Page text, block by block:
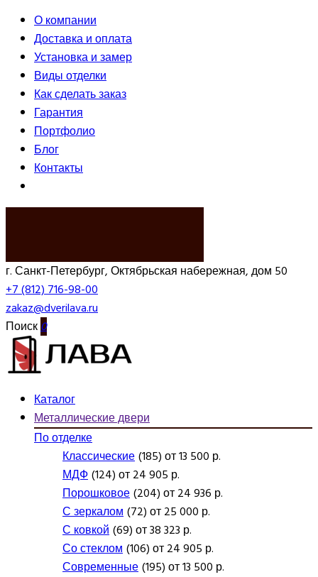
О компании
Доставка и оплата
Установка и замер
Виды отделки
Как сделать заказ
Гарантия
Портфолио
Блог
Контакты
г. Санкт-Петербург, Октябрьская набережная, дом 50
+7 (812) 716-98-00
zakaz@dverilava.ru
Поиск0
Каталог
Металлические двери
По отделке
Классические(185) от 13 500 р.
МДФ(124) от 24 905 р.
Порошковое(204) от 24 936 р.
С зеркалом(72) от 25 000 р.
С ковкой(69) от 38 323 р.
Со стеклом(106) от 24 905 р.
Современные(195) от 13 500 р.